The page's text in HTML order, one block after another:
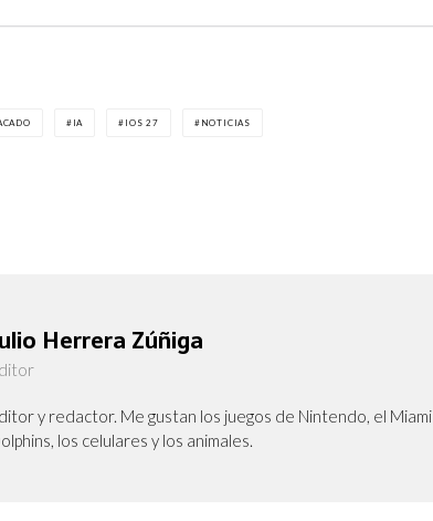
IA IOS 27 NOTICIAS
Herrera Zúñiga
y redactor. Me gustan los juegos de Nintendo, el
los celulares y los animales.